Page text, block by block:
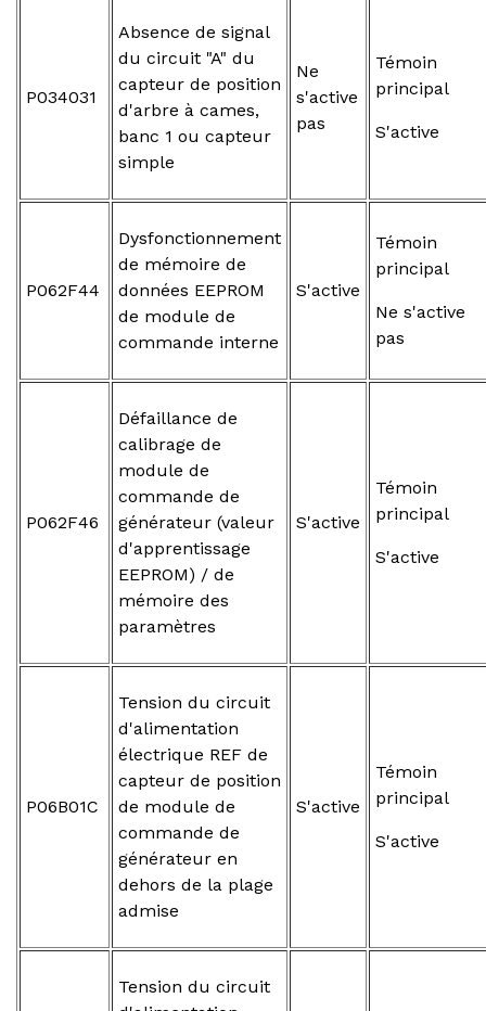
P034031
Absence de signal
du circuit "A" du
capteur de position
d'arbre à cames,
banc 1 ou capteur
simple
Ne
s'active
pas
Témoin
principal
S'active
P062F44
Dysfonctionnement
de mémoire de
données EEPROM
de module de
commande interne
S'active
Témoin
principal
Ne s'active
pas
P062F46
Défaillance de
calibrage de
module de
commande de
générateur (valeur
d'apprentissage
EEPROM) / de
mémoire des
paramètres
S'active
Témoin
principal
S'active
P06B01C
Tension du circuit
d'alimentation
électrique REF de
capteur de position
de module de
commande de
générateur en
dehors de la plage
admise
S'active
Témoin
principal
S'active
Tension du circuit